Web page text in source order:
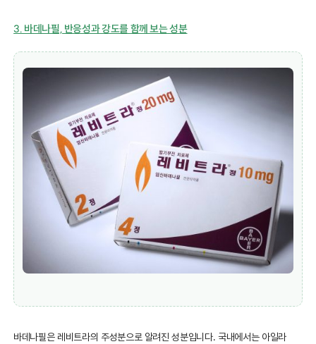
3. 바데나필, 반응성과 강도를 함께 보는 성분
바데나필은 레비트라의 주성분으로 알려진 성분입니다. 국내에서는 아일라